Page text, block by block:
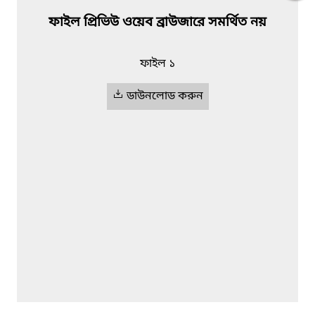
ফাইল প্রিভিউ ওয়েব ব্রাউজারে সমর্থিত নয়
ফাইল ১
ডাউনলোড করুন